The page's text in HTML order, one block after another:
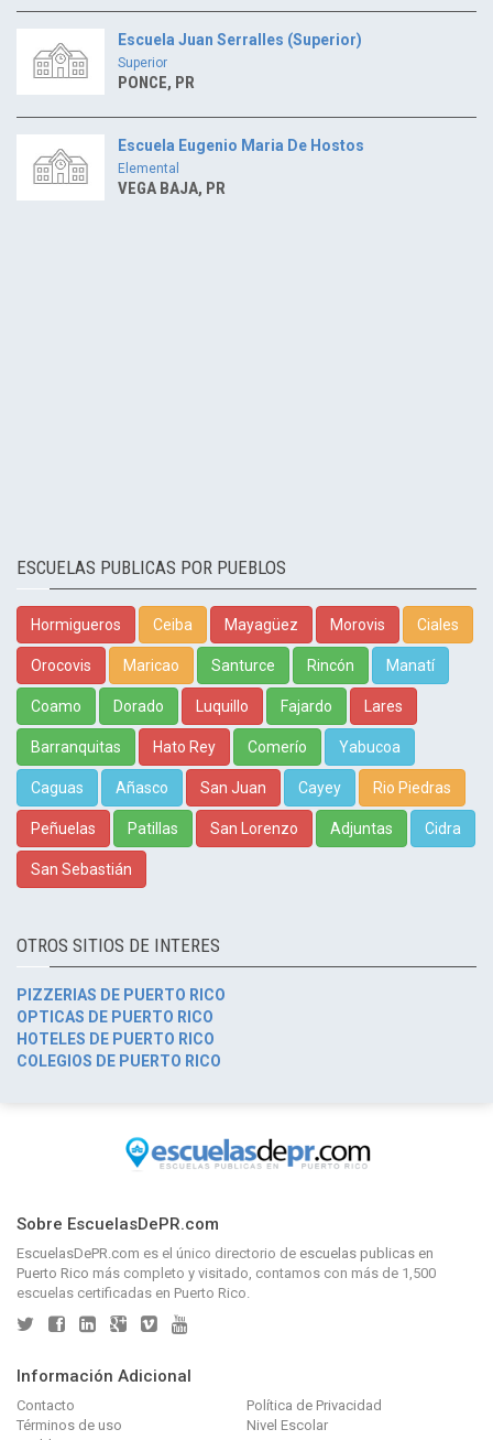
Escuela Juan Serralles (Superior)
Superior
PONCE, PR
Escuela Eugenio Maria De Hostos
Elemental
VEGA BAJA, PR
ESCUELAS PUBLICAS POR PUEBLOS
Hormigueros Ceiba Mayagüez Morovis Ciales
Orocovis Maricao Santurce Rincón Manatí
Coamo Dorado Luquillo Fajardo Lares
Barranquitas Hato Rey Comerío Yabucoa
Caguas Añasco San Juan Cayey Rio Piedras
Peñuelas Patillas San Lorenzo Adjuntas Cidra
San Sebastián
OTROS SITIOS DE INTERES
PIZZERIAS DE PUERTO RICO
OPTICAS DE PUERTO RICO
HOTELES DE PUERTO RICO
COLEGIOS DE PUERTO RICO
Sobre EscuelasDePR.com
EscuelasDePR.com es el único directorio de escuelas publicas en
Puerto Rico más completo y visitado, contamos con más de 1,500
escuelas certificadas en Puerto Rico.
Información Adicional
Contacto
Política de Privacidad
Términos de uso
Nivel Escolar